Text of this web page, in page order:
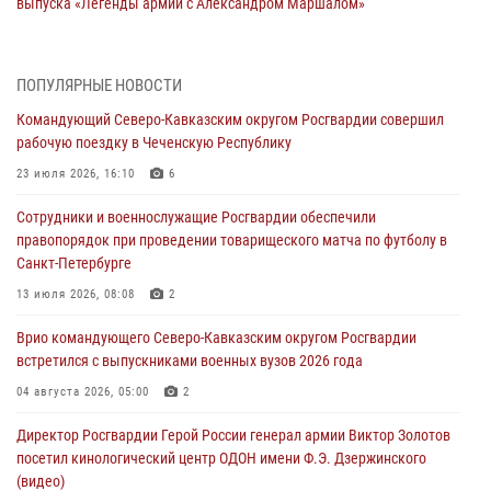
Представители ФСБ России по Уральскому округу Росгвардии и
Кузнецова
07 августа 2026, 12:00
Смольного собора в Санкт-Петербурге (видео)
07 августа 2026, 11:34 3
В Курске росгвардейцы провели занятие по основам
07 августа 2026, 11:33
Рэпер ST посетил раненых росгвардейцев в Главном военном
07 августа 2026, 11:18
ПОПУЛЯРНЫЕ НОВОСТИ
Командующий Северо-Кавказским округом Росгвардии совершил
рабочую поездку в Чеченскую Республику
23 июля 2026, 16:10 6
Сотрудники и военнослужащие Росгвардии обеспечили
правопорядок при проведении товарищеского матча по футболу в
Санкт-Петербурге
13 июля 2026, 08:08 2
Врио командующего Северо-Кавказским округом Росгвардии
встретился с выпускниками военных вузов 2026 года
04 августа 2026, 05:00 2
Директор Росгвардии Герой России генерал армии Виктор Золотов
посетил кинологический центр ОДОН имени Ф.Э. Дзержинского
(видео)